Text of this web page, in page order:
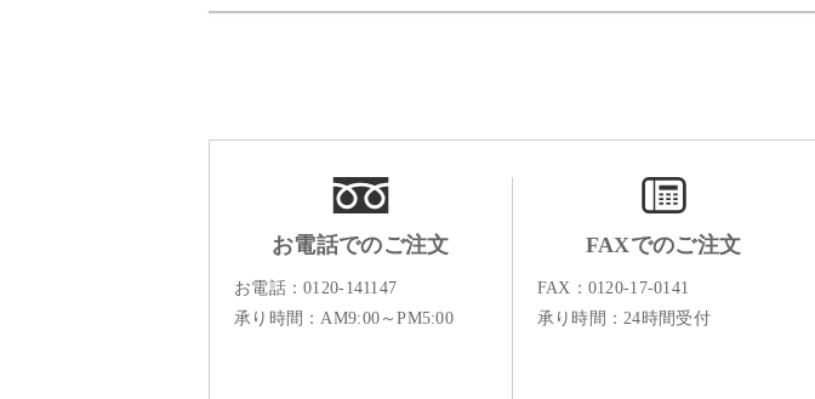
お電話でのご注文
お電話：0120-141147
承り時間：AM9:00～PM5:00
FAXでのご注文
FAX：0120-17-0141
承り時間：24時間受付